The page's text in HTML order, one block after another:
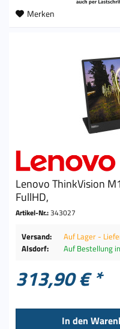
Merken
Lenovo ThinkVision
FullHD,
Artikel-Nr.:343027
Versand:
Auf Lager -
Alsdorf:
Auf Bestellung
313,90 € *
In den